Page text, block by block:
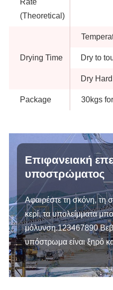
Rate
(Theoretical)
Drying Time Dry to
Dry Hard
Package 30kgs
Επιφανειακή
υποστρώματος
Αφαιρέστε τη σκόνη, τη
κερί, τα υπολείμματα
μόλυνση.123467890
υπόστρωμα είναι ξηρό